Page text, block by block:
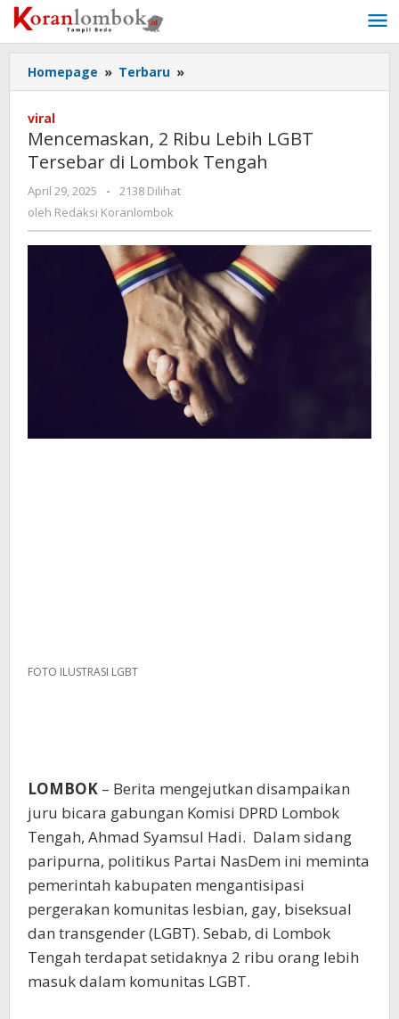
Lewati
ke
konten
Homepage » Terbaru »
2
Lebih
LGBT
Tersebar
viral
Mencemaskan, 2 Ribu Lebih LGBT
Tersebar di Lombok Tengah
April 29, 2025
oleh
Redaksi
-
2138 Dilihat
oleh Redaksi Koranlombok
FOTO ILUSTRASI LGBT
LOMBOK – Berita mengejutkan disampaikan
juru bicara gabungan Komisi DPRD Lombok
Tengah, Ahmad Syamsul Hadi. Dalam sidang
paripurna, politikus Partai NasDem ini meminta
pemerintah kabupaten mengantisipasi
pergerakan komunitas lesbian, gay, biseksual
dan transgender (LGBT). Sebab, di Lombok
Tengah terdapat setidaknya 2 ribu orang lebih
masuk dalam komunitas LGBT.